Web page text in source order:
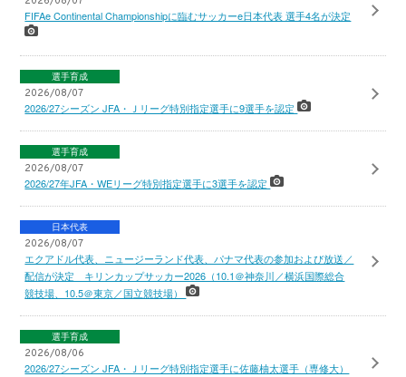
FIFAe Continental Championshipに臨むサッカーe日本代表 選手4名が決定
選手育成
2026/08/07
2026/27シーズン JFA・Ｊリーグ特別指定選手に9選手を認定
選手育成
2026/08/07
2026/27年JFA・WEリーグ特別指定選手に3選手を認定
日本代表
2026/08/07
エクアドル代表、ニュージーランド代表、パナマ代表の参加および放送／
配信が決定 キリンカップサッカー2026（10.1＠神奈川／横浜国際総合
競技場、10.5＠東京／国立競技場）
選手育成
2026/08/06
2026/27シーズン JFA・Ｊリーグ特別指定選手に佐藤柚太選手（専修大）